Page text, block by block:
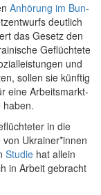
Anhö­rung im Bun­
deut­lich
das Gesetz den
Geflüch­te­te
und
sol­len sie künf­tig
eine Arbeits­markt­
haben.
in die
Ukrainer*innen
Stu­die hat allein
in Arbeit gebracht